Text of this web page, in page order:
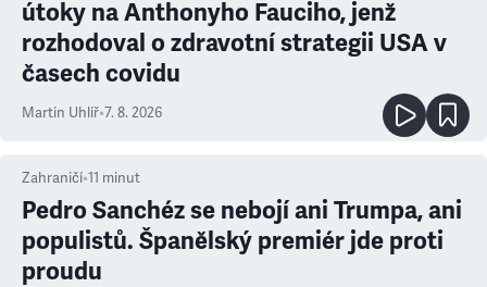
útoky na Anthonyho Fauciho, jenž
rozhodoval o zdravotní strategii USA v
časech covidu
Martin Uhlíř•7. 8. 2026
Zahraničí•11 minut
Pedro Sanchéz se nebojí ani Trumpa, ani
populistů. Španělský premiér jde proti
proudu